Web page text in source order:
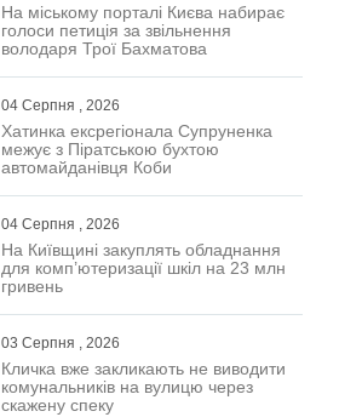
На міському порталі Києва набирає
голоси петиція за звільнення
володаря Трої Бахматова
04 Серпня , 2026
Хатинка ексрегіонала Супруненка
межує з Піратською бухтою
автомайданівця Коби
04 Серпня , 2026
На Київщині закуплять обладнання
для комп’ютеризації шкіл на 23 млн
гривень
03 Серпня , 2026
Кличка вже закликають не виводити
комунальників на вулицю через
скажену спеку